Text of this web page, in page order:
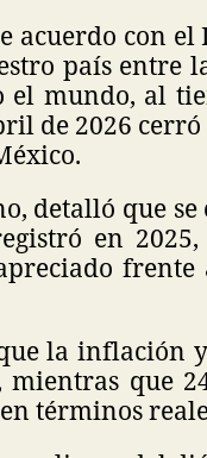
acuerdo con el
país entre
el mundo, al
de 2026
detalló que
en 2025,
la inflación
que
términos